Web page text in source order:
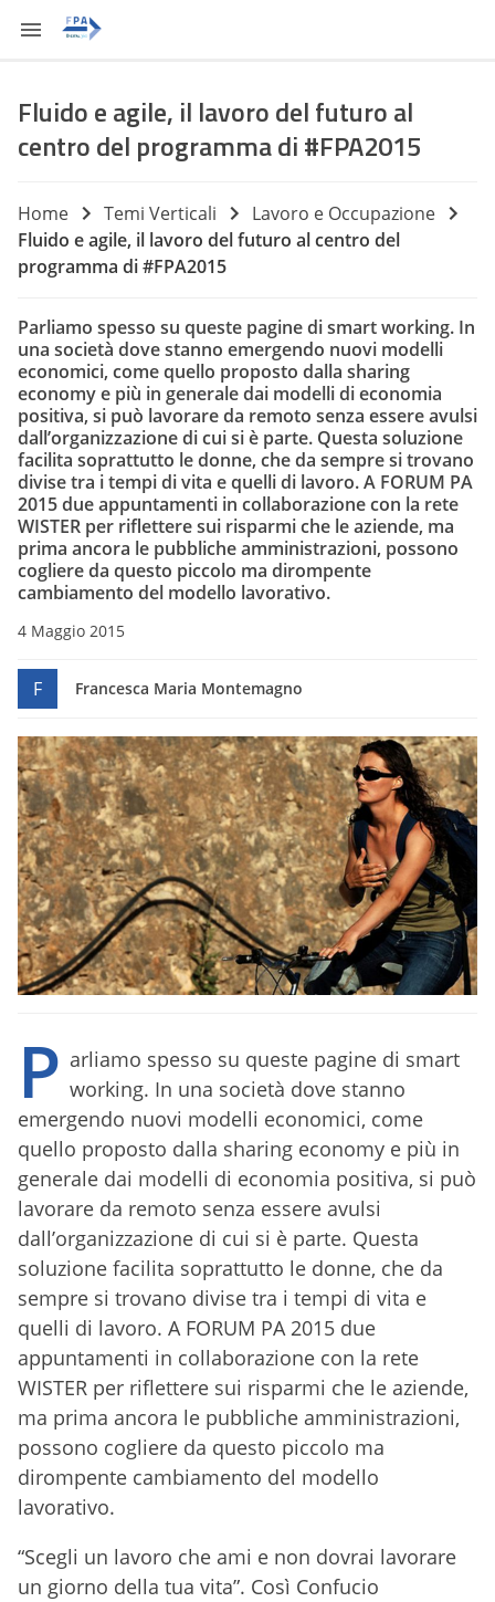
Fluido e agile, il lavoro del futuro al
centro del programma di #FPA2015
Home Temi Verticali
Lavoro e Occupazione
Fluido e agile, il lavoro del futuro al centro del
programma di #FPA2015
Parliamo spesso su queste pagine di smart working. In
una società dove stanno emergendo nuovi modelli
economici, come quello proposto dalla sharing
economy e più in generale dai modelli di economia
positiva, si può lavorare da remoto senza essere avulsi
dall’organizzazione di cui si è parte. Questa soluzione
facilita soprattutto le donne, che da sempre si trovano
divise tra i tempi di vita e quelli di lavoro. A FORUM PA
2015 due appuntamenti in collaborazione con la rete
WISTER per riflettere sui risparmi che le aziende, ma
prima ancora le pubbliche amministrazioni, possono
cogliere da questo piccolo ma dirompente
cambiamento del modello lavorativo.
4 Maggio 2015
F Francesca Maria Montemagno
P arliamo spesso su queste pagine di smart
working. In una società dove stanno
emergendo nuovi modelli economici, come
quello proposto dalla sharing economy e più in
generale dai modelli di economia positiva, si può
lavorare da remoto senza essere avulsi
dall’organizzazione di cui si è parte. Questa
soluzione facilita soprattutto le donne, che da
sempre si trovano divise tra i tempi di vita e
quelli di lavoro. A FORUM PA 2015 due
appuntamenti in collaborazione con la rete
WISTER per riflettere sui risparmi che le aziende,
ma prima ancora le pubbliche amministrazioni,
possono cogliere da questo piccolo ma
dirompente cambiamento del modello
lavorativo.
“Scegli un lavoro che ami e non dovrai lavorare
un giorno della tua vita”. Così Confucio